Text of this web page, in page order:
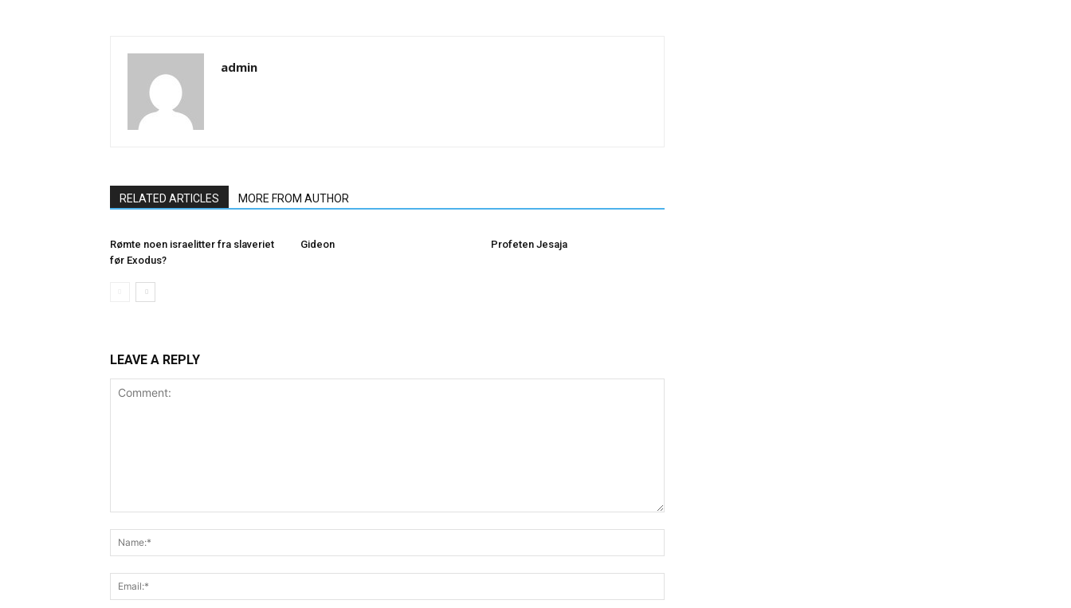
admin
RELATED ARTICLES MORE FROM AUTHOR
Rømte noen israelitter fra slaveriet
før Exodus?
Gideon Profeten Jesaja
LEAVE A REPLY